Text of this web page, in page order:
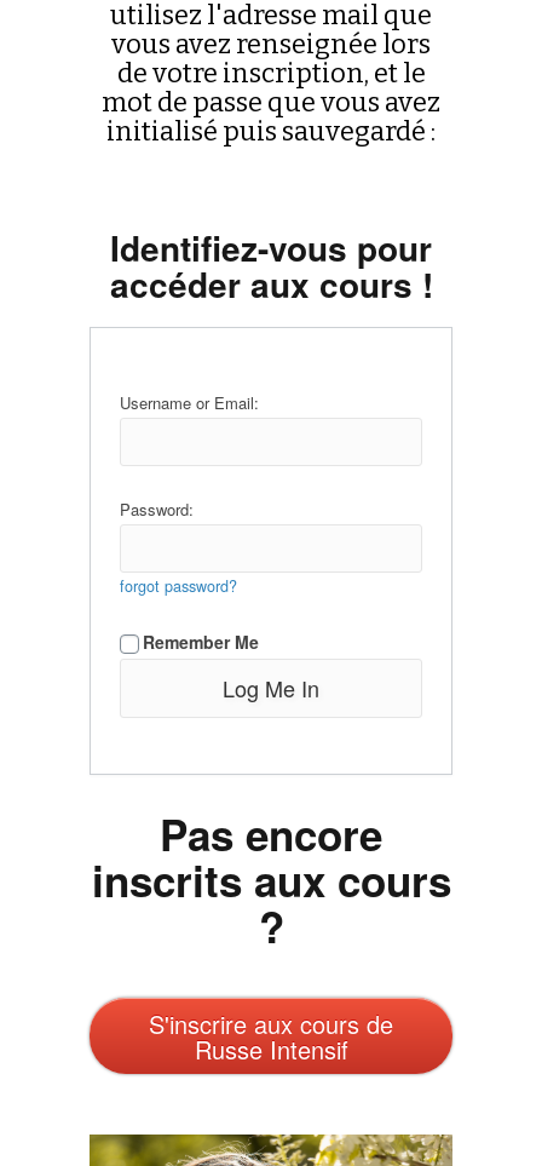
utilisez l'adresse mail que
vous avez renseignée lors
de votre inscription, et le
mot de passe que vous avez
initialisé puis sauvegardé :
Identifiez-vous pour
accéder aux cours !
Username or Email:
Password:
forgot password?
Remember Me
Pas encore
inscrits aux cours
?
S'inscrire aux cours de
Russe Intensif